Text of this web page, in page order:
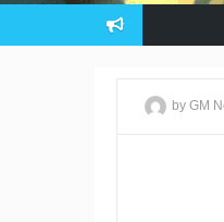
by GM